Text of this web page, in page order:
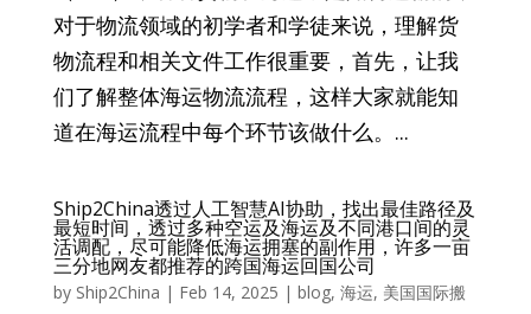
对于物流领域的初学者和学徒来说，理解货
物流程和相关文件工作很重要，首先，让我
们了解整体海运物流流程，这样大家就能知
道在海运流程中每个环节该做什么。...
Ship2China透过人工智慧AI协助，找出最佳路径及
最短时间，透过多种空运及海运及不同港口间的灵
活调配，尽可能降低海运拥塞的副作用，许多一亩
三分地网友都推荐的跨国海运回国公司
by Ship2China | Feb 14, 2025 | blog, 海运, 美国国际搬